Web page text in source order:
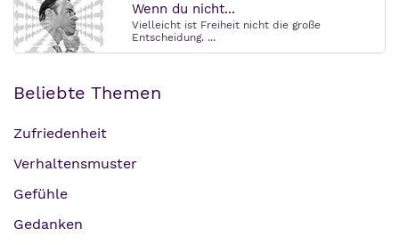
Wenn du nicht...
Vielleicht ist Freiheit nicht die große
Entscheidung. ...
Beliebte Themen
Zufriedenheit
Verhaltensmuster
Gefühle
Gedanken